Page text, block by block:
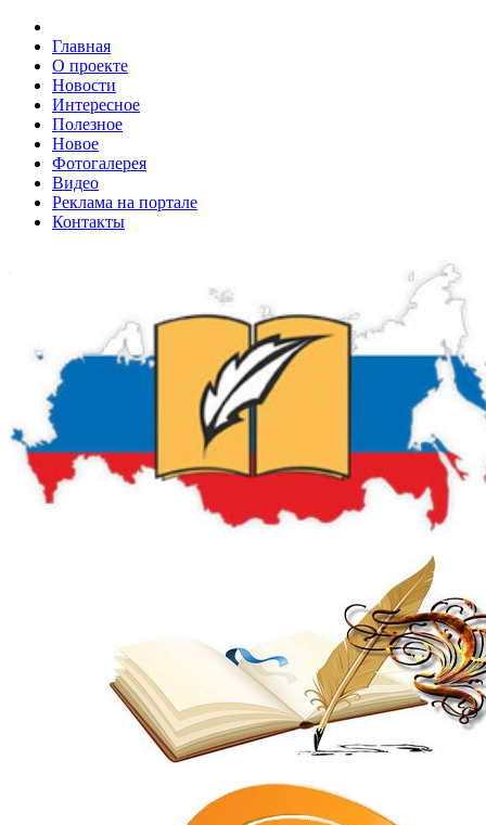
Главная
О проекте
Новости
Интересное
Полезное
Новое
Фотогалерея
Видео
Реклама на портале
Контакты